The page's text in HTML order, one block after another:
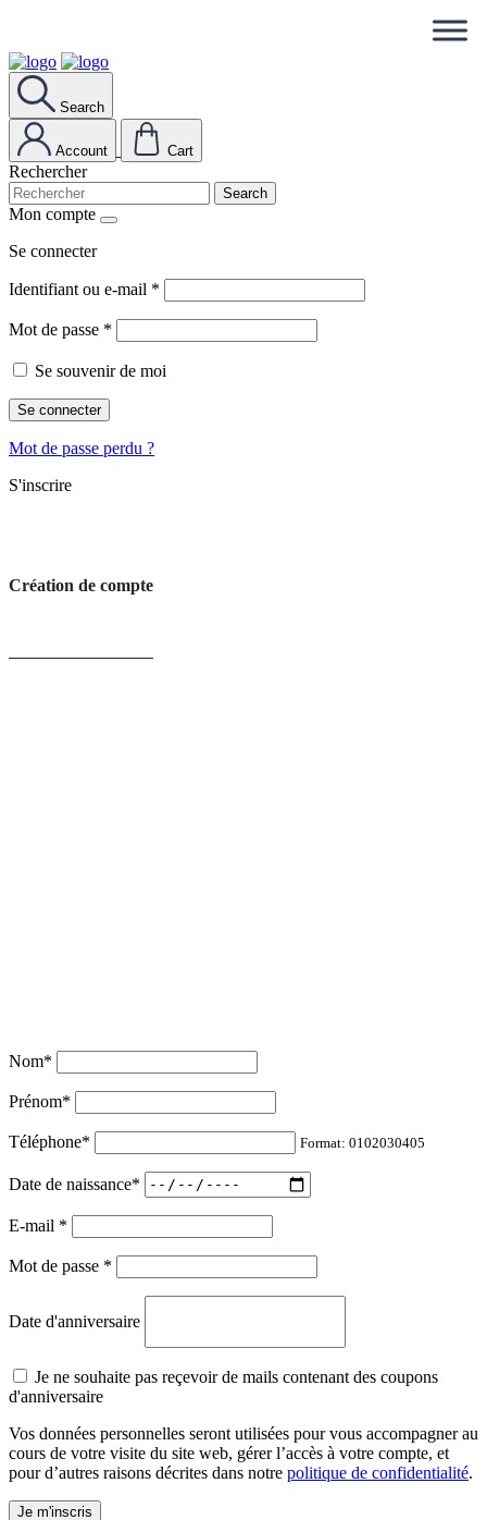
Search
Account Cart
Rechercher
Search
Mon compte
Se connecter
Identifiant ou e-mail *
Mot de passe *
Se souvenir de moi
Se connecter
Mot de passe perdu ?
S'inscrire
Création de compte
Nom*
Prénom*
Téléphone* Format: 0102030405
Date de naissance*
E-mail *
Mot de passe *
Date d'anniversaire
Je ne souhaite pas reçevoir de mails contenant des coupons
d'anniversaire
Vos données personnelles seront utilisées pour vous accompagner au
cours de votre visite du site web, gérer l’accès à votre compte, et
pour d’autres raisons décrites dans notre politique de confidentialité.
Je m'inscris